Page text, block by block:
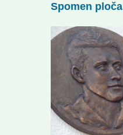
Spomen ploča